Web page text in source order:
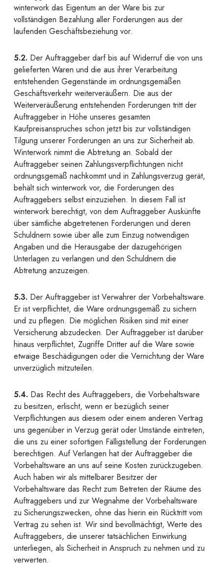
winterwork das Eigentum an der Ware bis zur
vollständigen Bezahlung aller Forderungen aus der
laufenden Geschäftsbeziehung vor.
5.2. Der Auftraggeber darf bis auf Widerruf die von uns
gelieferten Waren und die aus ihrer Verarbeitung
entstehenden Gegenstände im ordnungsgemäßen
Geschäftsverkehr weiterveräußern. Die aus der
Weiterveräußerung entstehenden Forderungen tritt der
Auftraggeber in Höhe unseres gesamten
Kaufpreisanspruches schon jetzt bis zur vollständigen
Tilgung unserer Forderungen an uns zur Sicherheit ab.
Winterwork nimmt die Abtretung an. Sobald der
Auftraggeber seinen Zahlungsverpflichtungen nicht
ordnungsgemäß nachkommt und in Zahlungsverzug gerät,
behält sich winterwork vor, die Forderungen des
Auftraggebers selbst einzuziehen. In diesem Fall ist
winterwork berechtigt, von dem Auftraggeber Auskünfte
über sämtliche abgetretenen Forderungen und deren
Schuldnern sowie über alle zum Einzug notwendigen
Angaben und die Herausgabe der dazugehörigen
Unterlagen zu verlangen und den Schuldnern die
Abtretung anzuzeigen.
5.3. Der Auftraggeber ist Verwahrer der Vorbehaltsware.
Er ist verpflichtet, die Ware ordnungsgemäß zu sichern
und zu pflegen. Die möglichen Risiken sind mit einer
Versicherung abzudecken. Der Auftraggeber ist darüber
hinaus verpflichtet, Zugriffe Dritter auf die Ware sowie
etwaige Beschädigungen oder die Vernichtung der Ware
unverzüglich mitzuteilen.
5.4. Das Recht des Auftraggebers, die Vorbehaltsware
zu besitzen, erlischt, wenn er bezüglich seiner
Verpflichtungen aus diesem oder einem anderen Vertrag
uns gegenüber in Verzug gerät oder Umstände eintreten,
die uns zu einer sofortigen Fälligstellung der Forderungen
berechtigen. Auf Verlangen hat der Auftraggeber die
Vorbehaltsware an uns auf seine Kosten zurückzugeben.
Auch haben wir als mittelbarer Besitzer der
Vorbehaltsware das Recht zum Betreten der Räume des
Auftraggebers und zur Wegnahme der Vorbehaltsware
zu Sicherungszwecken, ohne das hierin ein Rücktritt vom
Vertrag zu sehen ist. Wir sind bevollmächtigt, Werte des
Auftraggebers, die unserer tatsächlichen Einwirkung
unterliegen, als Sicherheit in Anspruch zu nehmen und zu
verwerten.